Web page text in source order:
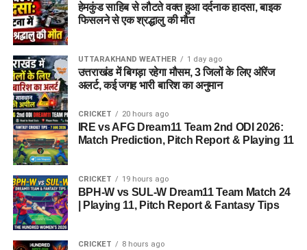
हेमकुंड साहिब से लौटते वक्त हुआ दर्दनाक हादसा, बाइक
फिसलने से एक श्रद्धालु की मौत
UTTARAKHAND WEATHER 1 day ago
उत्तराखंड में बिगड़ा रहेगा मौसम, 3 जिलों के लिए ऑरेंज
अलर्ट, कई जगह भारी बारिश का अनुमान
CRICKET 20 hours ago
IRE vs AFG Dream11 Team 2nd ODI 2026:
Match Prediction, Pitch Report & Playing 11
CRICKET 19 hours ago
BPH-W vs SUL-W Dream11 Team Match 24
| Playing 11, Pitch Report & Fantasy Tips
CRICKET 8 hours ago